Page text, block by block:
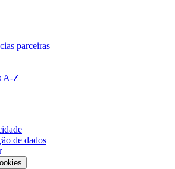
parceiras
A-Z
de dados